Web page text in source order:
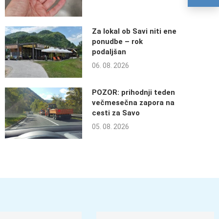
Za lokal ob Savi niti ene
ponudbe – rok
podaljšan
06. 08. 2026
POZOR: prihodnji teden
večmesečna zapora na
cesti za Savo
05. 08. 2026